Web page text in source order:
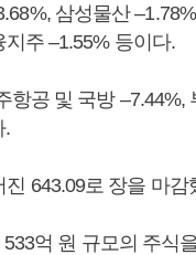
삼성물산
주 –1.55% 등이다.
공 및 국방 –7.44%,
.
643.09로 장을 마감
억 원 규모의 주식